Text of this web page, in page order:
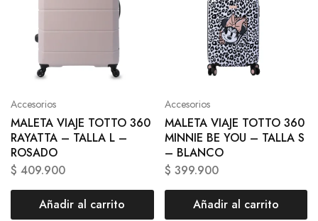
Accesorios
MALETA VIAJE TOTTO 360
RAYATTA – TALLA L –
ROSADO
$ 409.900
Añadir al carrito
Accesorios
MALETA VIAJE TOTTO 360
MINNIE BE YOU – TALLA S
– BLANCO
$ 399.900
Añadir al carrito